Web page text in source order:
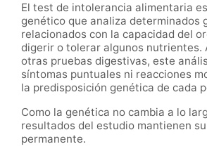
El test de intolerancia alimentaria
genético que analiza determinados
relacionados con la capacidad del
digerir o tolerar algunos nutrientes.
otras pruebas digestivas, este
síntomas puntuales ni reacciones
la predisposición genética de cada
Como la genética no cambia a lo
resultados del estudio mantienen
permanente.